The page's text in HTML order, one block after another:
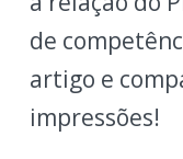
de
artigo e
impressões!